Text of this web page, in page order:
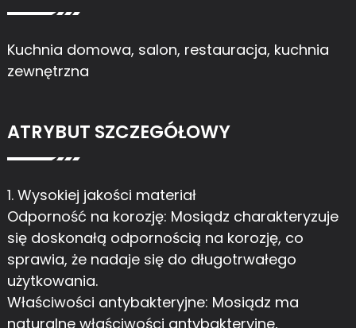
Kuchnia domowa, salon, restauracja, kuchnia
zewnętrzna
ATRYBUT SZCZEGÓŁOWY
1. Wysokiej jakości materiał
Odporność na korozję: Mosiądz charakteryzuje
się doskonałą odpornością na korozję, co
sprawia, że ​​nadaje się do długotrwałego
użytkowania.
Właściwości antybakteryjne: Mosiądz ma
naturalne właściwości antybakteryjne,